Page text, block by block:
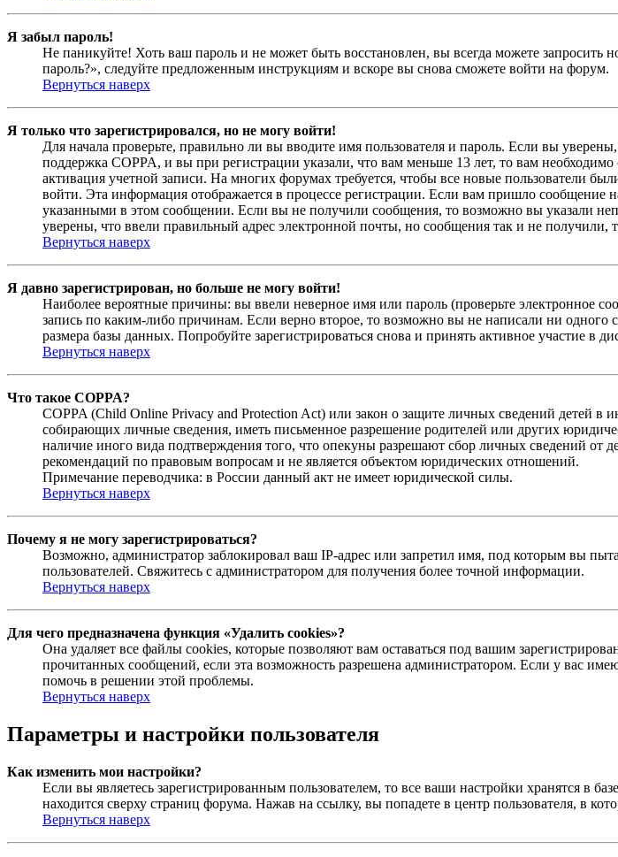
Я забыл пароль!
Не паникуйте! Хоть ваш пароль и не может быть восстановлен, вы всегда можете
пароль?», следуйте предложенным инструкциям и вскоре вы снова сможете войти на форум.
Вернуться наверх
Я только что зарегистрировался, но не могу войти!
Для начала проверьте, правильно ли вы вводите имя пользователя и пароль. Если вы
поддержка COPPA, и вы при регистрации указали, что вам меньше 13 лет, то вам
активация учетной записи. На многих форумах требуется, чтобы все новые пользователи
войти. Эта информация отображается в процессе регистрации. Если вам пришло сообщение
указанными в этом сообщении. Если вы не получили сообщения, то возможно вы указали
уверены, что ввели правильный адрес электронной почты, но сообщения так и не получили,
Вернуться наверх
Я давно зарегистрирован, но больше не могу войти!
Наиболее вероятные причины: вы ввели неверное имя или пароль (проверьте электронное
запись по каким-либо причинам. Если верно второе, то возможно вы не написали ни
размера базы данных. Попробуйте зарегистрироваться снова и принять активное участие в
Вернуться наверх
Что такое COPPA?
COPPA (Child Online Privacy and Protection Act) или закон о защите личных сведений детей
собирающих личные сведения, иметь письменное разрешение родителей или других
наличие иного вида подтверждения того, что опекуны разрешают сбор личных сведений от
рекомендаций по правовым вопросам и не является объектом юридических отношений.
Примечание переводчика: в России данный акт не имеет юридической силы.
Вернуться наверх
Почему я не могу зарегистрироваться?
Возможно, администратор заблокировал ваш IP-адрес или запретил имя, под которым вы
пользователей. Свяжитесь с администратором для получения более точной информации.
Вернуться наверх
Для чего предназначена функция «Удалить cookies»?
Она удаляет все файлы cookies, которые позволяют вам оставаться под вашим
прочитанных сообщений, если эта возможность разрешена администратором. Если у вас
помочь в решении этой проблемы.
Вернуться наверх
Параметры и настройки пользователя
Как изменить мои настройки?
Если вы являетесь зарегистрированным пользователем, то все ваши настройки хранятся в
находится сверху страниц форума. Нажав на ссылку, вы попадете в центр пользователя, в
Вернуться наверх